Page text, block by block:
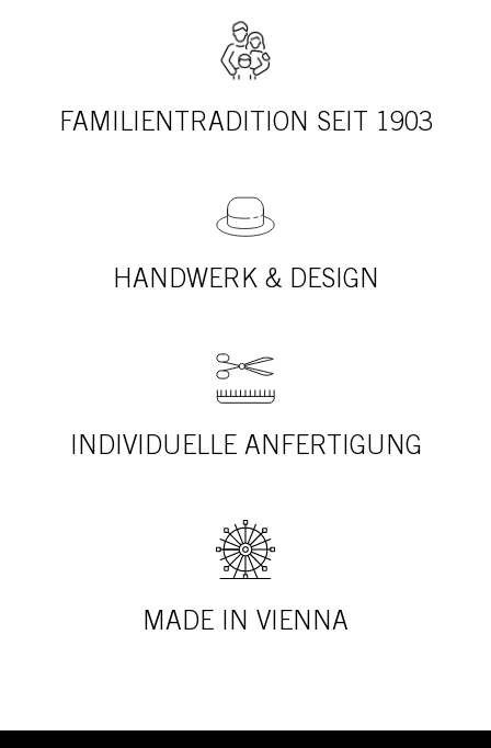
FAMILIENTRADITION SEIT 1903
HANDWERK & DESIGN
INDIVIDUELLE ANFERTIGUNG
MADE IN VIENNA